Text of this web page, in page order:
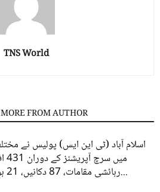
TNS World
MORE FROM AUTHOR
اسلام آباد (ٹی این ایس) پولیس نے
رہائشی مقامات، 87 دکانیں، 21 ہوٹلز ،211...